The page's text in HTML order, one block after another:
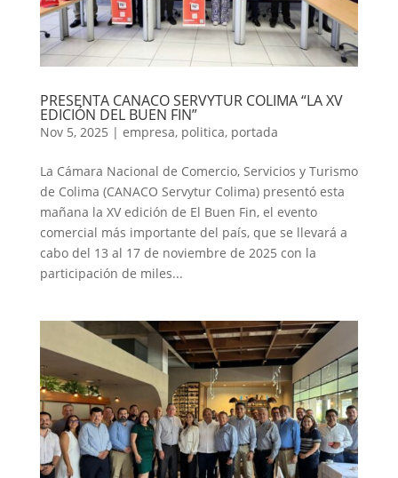
PRESENTA CANACO SERVYTUR COLIMA “LA XV
EDICIÓN DEL BUEN FIN”
Nov 5, 2025 | empresa, politica, portada
La Cámara Nacional de Comercio, Servicios y Turismo
de Colima (CANACO Servytur Colima) presentó esta
mañana la XV edición de El Buen Fin, el evento
comercial más importante del país, que se llevará a
cabo del 13 al 17 de noviembre de 2025 con la
participación de miles...